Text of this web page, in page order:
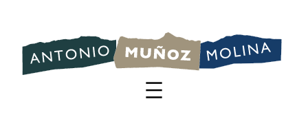
contenido